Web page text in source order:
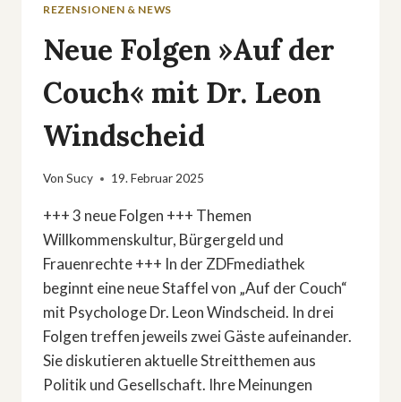
REZENSIONEN & NEWS
Neue Folgen »Auf der
Couch« mit Dr. Leon
Windscheid
Von Sucy 19. Februar 2025
+++ 3 neue Folgen +++ Themen
Willkommenskultur, Bürgergeld und
Frauenrechte +++ In der ZDFmediathek
beginnt eine neue Staffel von „Auf der Couch“
mit Psychologe Dr. Leon Windscheid. In drei
Folgen treffen jeweils zwei Gäste aufeinander.
Sie diskutieren aktuelle Streitthemen aus
Politik und Gesellschaft. Ihre Meinungen